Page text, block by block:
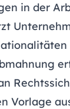
in der
Vorlage